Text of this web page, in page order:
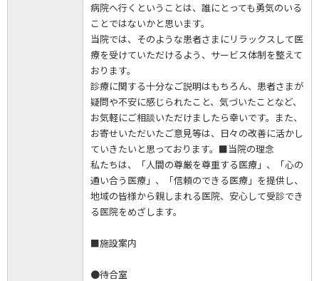
病院へ行くということは、誰にとっても勇気のいる
ことではないかと思います。
当院では、そのような患者さまにリラックスして医
療を受けていただけるよう、サービス体制を整えて
おります。
診療に関する十分なご説明はもちろん、患者さまが
疑問や不安に感じられたこと、気づいたことなど、
お気軽にご相談いただけましたら幸いです。また、
お寄せいただいたご意見等は、日々の改善に活かし
ていきたいと思っております。■当院の理念
私たちは、「人間の尊厳を尊重する医療」、「心の
通い合う医療」、「信頼のできる医療」を提供し、
地域の皆様から親しまれる医院、安心して受診でき
る医院をめざします。
■施設案内
●待合室